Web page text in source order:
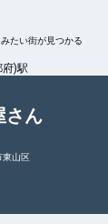
たい街が見つかる
)駅
さん
東山区